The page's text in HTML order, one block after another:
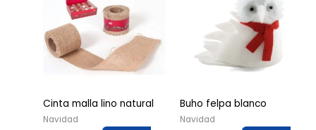
Cinta malla lino natural
Navidad
Buho felpa blanco
Navidad